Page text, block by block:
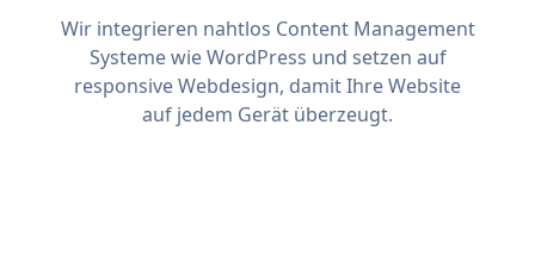
Wir integrieren nahtlos Content Management
Systeme wie WordPress und setzen auf
responsive Webdesign, damit Ihre Website
auf jedem Gerät überzeugt.